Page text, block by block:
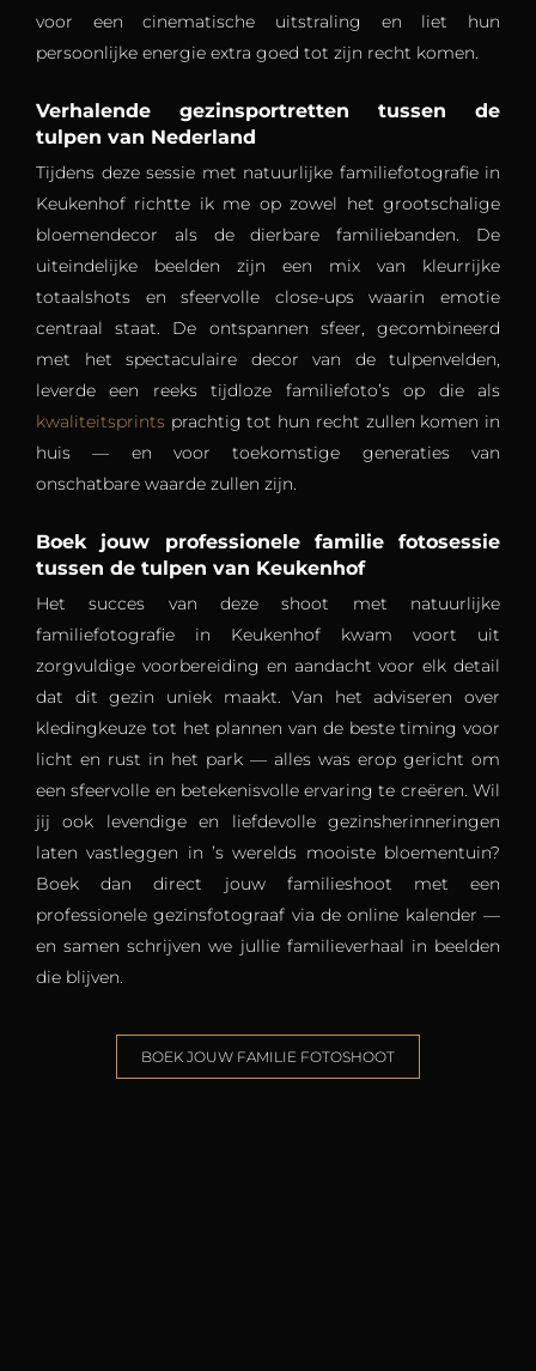
voor een cinematische uitstraling en liet hun
persoonlijke energie extra goed tot zijn recht komen.
Verhalende gezinsportretten tussen de
tulpen van Nederland
Tijdens deze sessie met natuurlijke familiefotografie in
Keukenhof richtte ik me op zowel het grootschalige
bloemendecor als de dierbare familiebanden. De
uiteindelijke beelden zijn een mix van kleurrijke
totaalshots en sfeervolle close-ups waarin emotie
centraal staat. De ontspannen sfeer, gecombineerd
met het spectaculaire decor van de tulpenvelden,
leverde een reeks tijdloze familiefoto’s op die als
kwaliteitsprints prachtig tot hun recht zullen komen in
huis — en voor toekomstige generaties van
onschatbare waarde zullen zijn.
Boek jouw professionele familie fotosessie
tussen de tulpen van Keukenhof
Het succes van deze shoot met natuurlijke
familiefotografie in Keukenhof kwam voort uit
zorgvuldige voorbereiding en aandacht voor elk detail
dat dit gezin uniek maakt. Van het adviseren over
kledingkeuze tot het plannen van de beste timing voor
licht en rust in het park — alles was erop gericht om
een sfeervolle en betekenisvolle ervaring te creëren. Wil
jij ook levendige en liefdevolle gezinsherinneringen
laten vastleggen in ’s werelds mooiste bloementuin?
Boek dan direct jouw familieshoot met een
professionele gezinsfotograaf via de online kalender —
en samen schrijven we jullie familieverhaal in beelden
die blijven.
BOEK JOUW FAMILIE FOTOSHOOT